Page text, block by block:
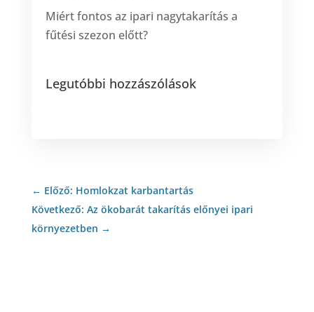
Miért fontos az ipari nagytakarítás a
fűtési szezon előtt?
Legutóbbi hozzászólások
← Előző: Homlokzat karbantartás
Következő: Az ökobarát takarítás előnyei ipari
környezetben →